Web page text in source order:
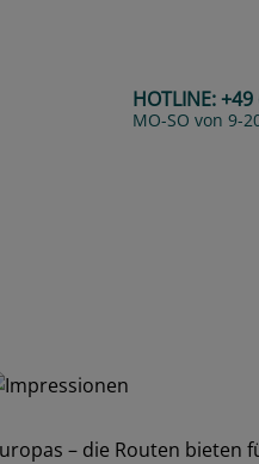
HOTLINE:+49
MO-SO von 9-
– die Routen bieten